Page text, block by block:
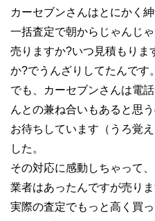
カーセブンさんはとにかく紳
一括査定で朝からじゃんじ
売りますか?いつ見積もりま
か?でうんざりしてたんです。
でも、カーセブンさんは電
んとの兼ね合いもあると思
お待ちしています（うろ覚
した。
その対応に感動しちゃって
業者はあったんですが売り
実際の査定でもっと高く買